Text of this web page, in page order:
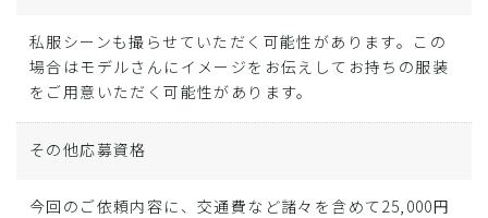
私服シーンも撮らせていただく可能性があります。この
場合はモデルさんにイメージをお伝えしてお持ちの服装
をご用意いただく可能性があります。
その他応募資格
今回のご依頼内容に、交通費など諸々を含めて25,000円